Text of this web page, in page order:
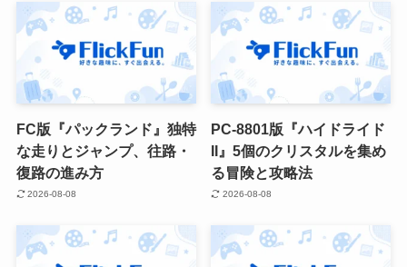
FC版『パックランド』独特
な走りとジャンプ、往路・
復路の進み方
2026-08-08
PC-8801版『ハイドライド
II』5個のクリスタルを集め
る冒険と攻略法
2026-08-08